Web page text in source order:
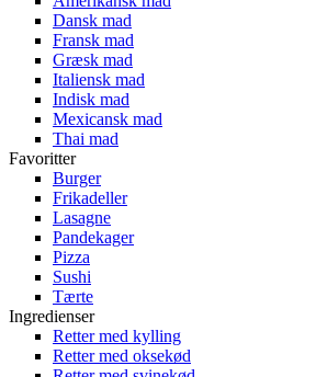
Dansk mad
Fransk mad
Græsk mad
Italiensk mad
Indisk mad
Mexicansk mad
Thai mad
Favoritter
Burger
Frikadeller
Lasagne
Pandekager
Pizza
Sushi
Tærte
Ingredienser
Retter med kylling
Retter med oksekød